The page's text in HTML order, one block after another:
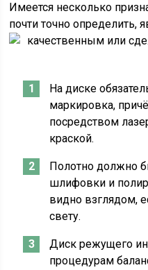
Имеется несколько
почти точно определить,
качественным или
На диске
маркировка,
посредством
краской.
Полотно должно
шлифовки и
видно взглядом,
свету.
Диск режущего
процедурам